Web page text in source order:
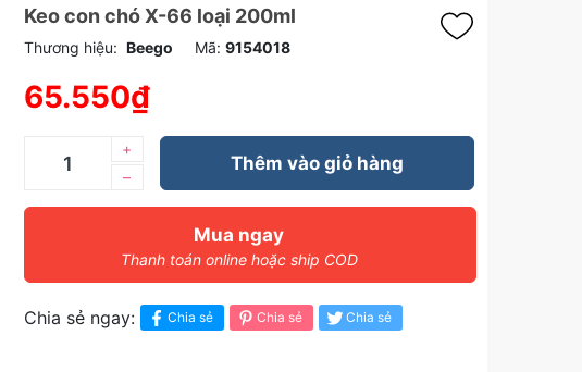
Keo con chó X-66 loại 200ml
Thương hiệu: Beego Mã: 9154018
65.550₫
–
+
Thêm vào giỏ hàng
Mua ngay
Thanh toán online hoặc ship COD
Chia sẻ ngay: Chia sẻ Chia sẻ Chia sẻ